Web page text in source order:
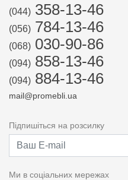
(044) 358-13-46
(056) 784-13-46
(068) 030-90-86
(094) 858-13-46
(094) 884-13-46
mail@promebli.ua
Підпишіться на розсилку
Ми в соціальних мережах